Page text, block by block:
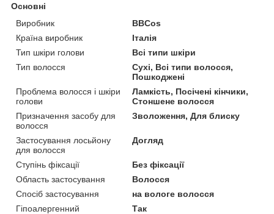
Основні
Виробник
BBCos
Країна виробник
Італія
Тип шкіри голови
Всі типи шкіри
Тип волосся
Сухі, Всі типи волосся,
Пошкоджені
Проблема волосся і шкіри
голови
Ламкість, Посічені кінчики,
Стоншене волосся
Призначення засобу для
волосся
Зволоження, Для блиску
Застосування лосьйону
для волосся
Догляд
Ступінь фіксації
Без фіксації
Область застосування
Волосся
Спосіб застосування
на вологе волосся
Гіпоалергенний
Так